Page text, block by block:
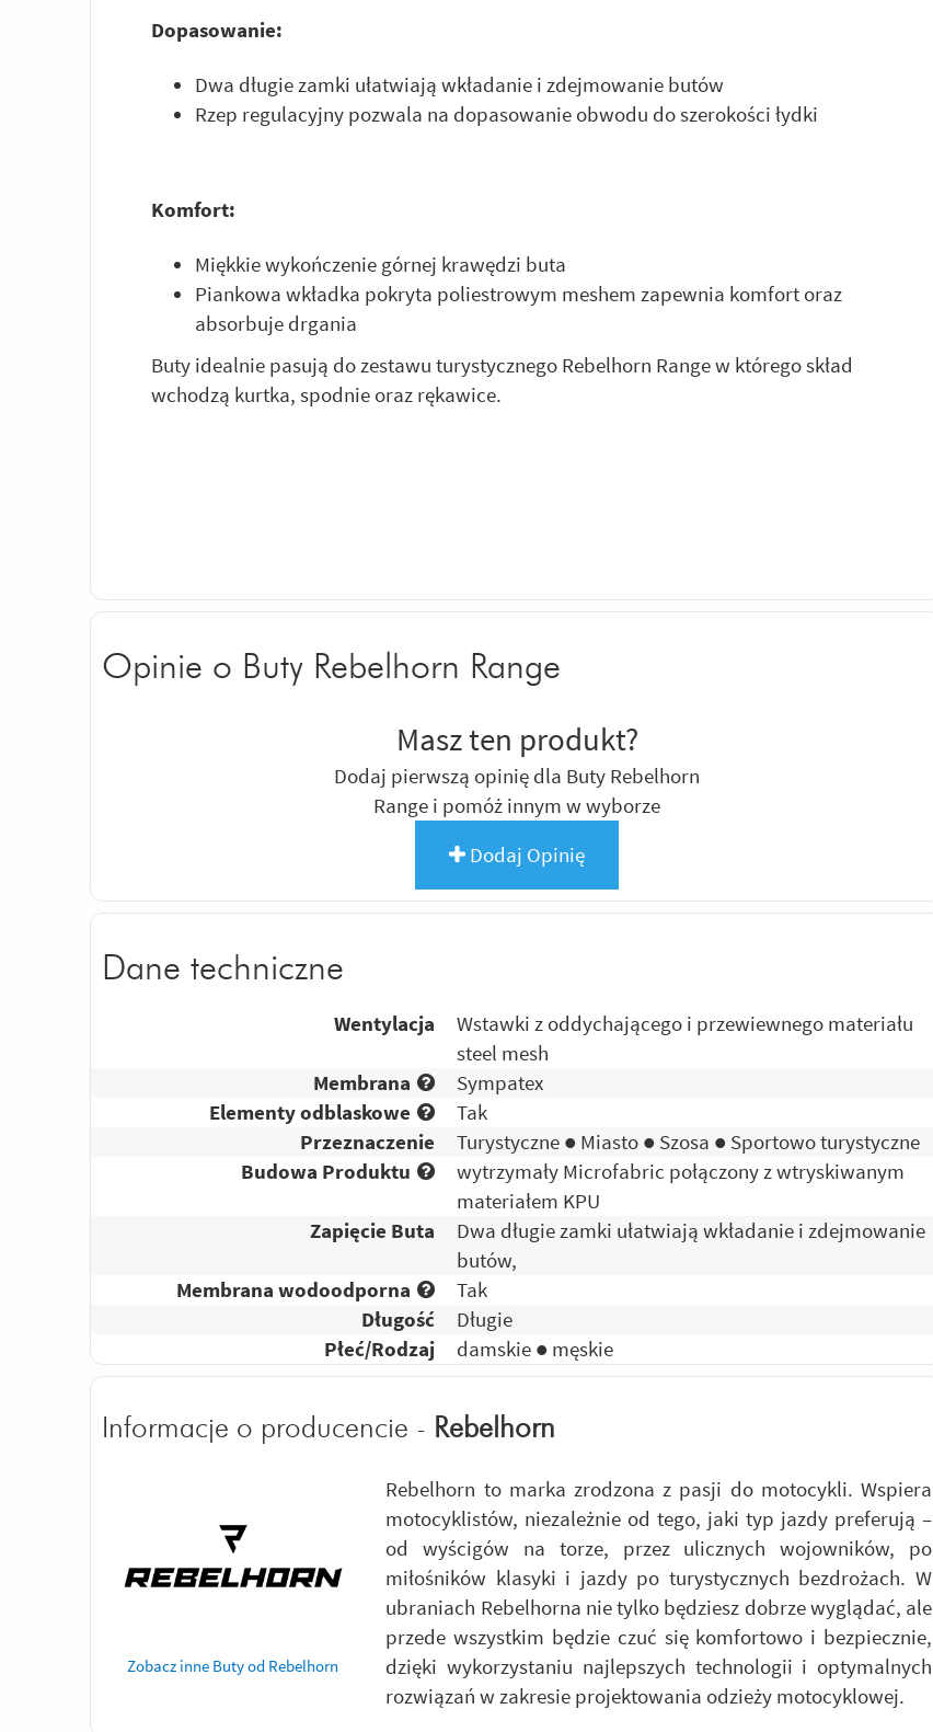
Dopasowanie:
Dwa długie zamki ułatwiają wkładanie i zdejmowanie butów
Rzep regulacyjny pozwala na dopasowanie obwodu do szerokości łydki
Komfort:
Miękkie wykończenie górnej krawędzi buta
Piankowa wkładka pokryta poliestrowym meshem zapewnia komfort oraz
absorbuje drgania
Buty idealnie pasują do zestawu turystycznego Rebelhorn Range w którego skład
wchodzą kurtka, spodnie oraz rękawice.
Opinie o Buty Rebelhorn Range
Masz ten produkt?
Dodaj pierwszą opinię dla Buty Rebelhorn
Range i pomóż innym w wyborze
Dodaj Opinię
Dane techniczne
Wentylacja
Wstawki z oddychającego i przewiewnego materiału
steel mesh
Membrana
Sympatex
Elementy odblaskowe
Tak
Przeznaczenie
Turystyczne ● Miasto ● Szosa ● Sportowo turystyczne
Budowa Produktu
wytrzymały Microfabric połączony z wtryskiwanym
materiałem KPU
Zapięcie Buta
Dwa długie zamki ułatwiają wkładanie i zdejmowanie
butów,
Membrana wodoodporna
Tak
Długość
Długie
Płeć/Rodzaj
damskie ● męskie
Informacje o producencie - Rebelhorn
Zobacz inne Buty od Rebelhorn
Rebelhorn to marka zrodzona z pasji do motocykli. Wspiera
motocyklistów, niezależnie od tego, jaki typ jazdy preferują –
od wyścigów na torze, przez ulicznych wojowników, po
miłośników klasyki i jazdy po turystycznych bezdrożach. W
ubraniach Rebelhorna nie tylko będziesz dobrze wyglądać, ale
przede wszystkim będzie czuć się komfortowo i bezpiecznie,
dzięki wykorzystaniu najlepszych technologii i optymalnych
rozwiązań w zakresie projektowania odzieży motocyklowej.